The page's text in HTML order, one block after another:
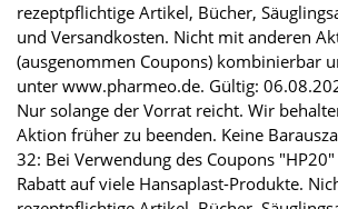
rezeptpflichtige Artikel, Bücher,
und Versandkosten. Nicht mit anderen
(ausgenommen Coupons) kombinierbar
unter www.pharmeo.de. Gültig:
Nur solange der Vorrat reicht. Wir
Aktion früher zu beenden. Keine
32: Bei Verwendung des Coupons
Rabatt auf viele Hansaplast-Produkte.